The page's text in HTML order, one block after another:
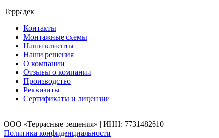
Террадек
Контакты
Монтажные схемы
Наши клиенты
Наши решения
О компании
Отзывы о компании
Производство
Реквизиты
Сертификаты и лицензии
ООО «Террасные решения» | ИНН: 7731482610
Политика конфиденциальности